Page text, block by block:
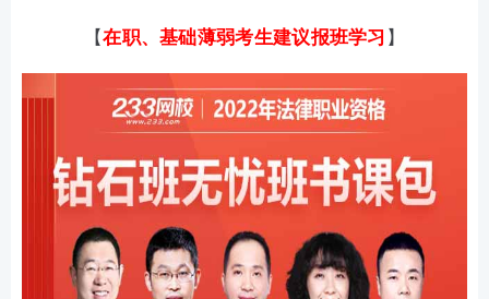
【在职、基础薄弱考生建议报班学习 】